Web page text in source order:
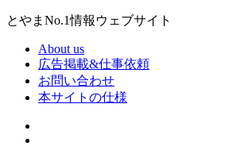
とやまNo.1情報ウェブサイト
About us
広告掲載&仕事依頼
お問い合わせ
本サイトの仕様